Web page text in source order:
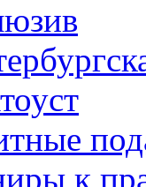
к